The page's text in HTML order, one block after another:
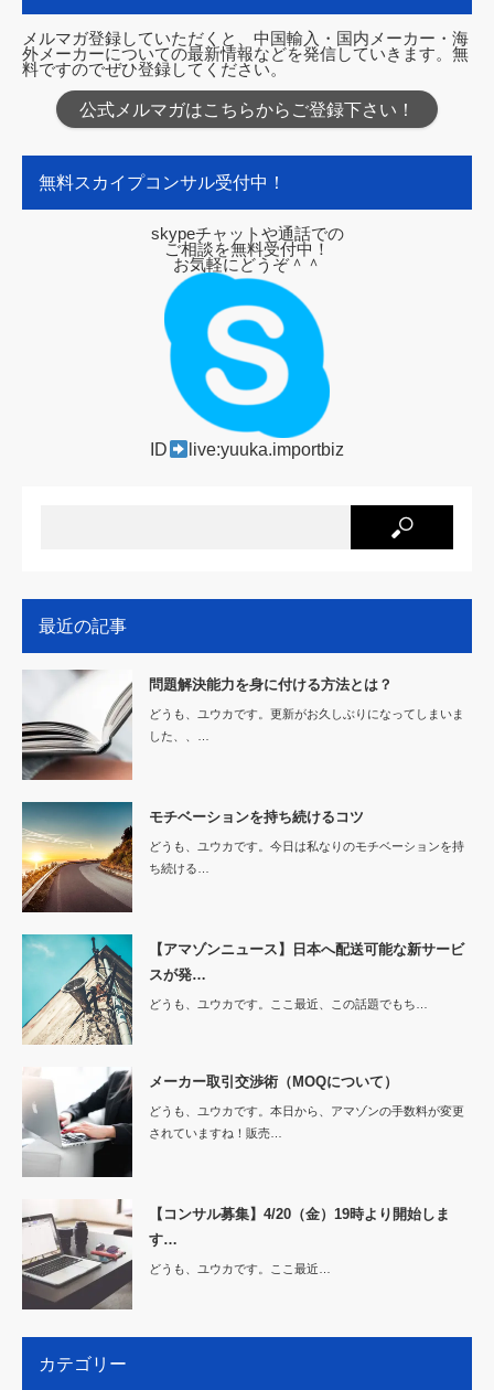
メルマガ登録していただくと、中国輸入・国内メーカー・海
外メーカーについての最新情報などを発信していきます。無
料ですのでぜひ登録してください。
公式メルマガはこちらからご登録下さい！
無料スカイプコンサル受付中！
skypeチャットや通話での
ご相談を無料受付中！
お気軽にどうぞ＾＾
ID live:yuuka.importbiz
最近の記事
問題解決能力を身に付ける方法とは？
どうも、ユウカです。更新がお久しぶりになってしまいま
した、、…
モチベーションを持ち続けるコツ
どうも、ユウカです。今日は私なりのモチベーションを持
ち続ける…
【アマゾンニュース】日本へ配送可能な新サービ
スが発…
どうも、ユウカです。ここ最近、この話題でもち…
メーカー取引交渉術（MOQについて）
どうも、ユウカです。本日から、アマゾンの手数料が変更
されていますね！販売…
【コンサル募集】4/20（金）19時より開始しま
す…
どうも、ユウカです。ここ最近…
カテゴリー